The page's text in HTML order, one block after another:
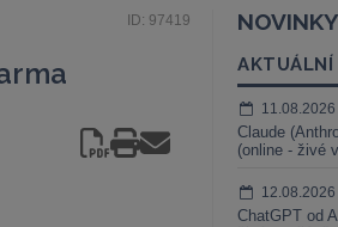
ID: 97419
AKTUÁLNÍ
11.08.2026
Claude
(online - živé
12.08.2026
ChatGPT od